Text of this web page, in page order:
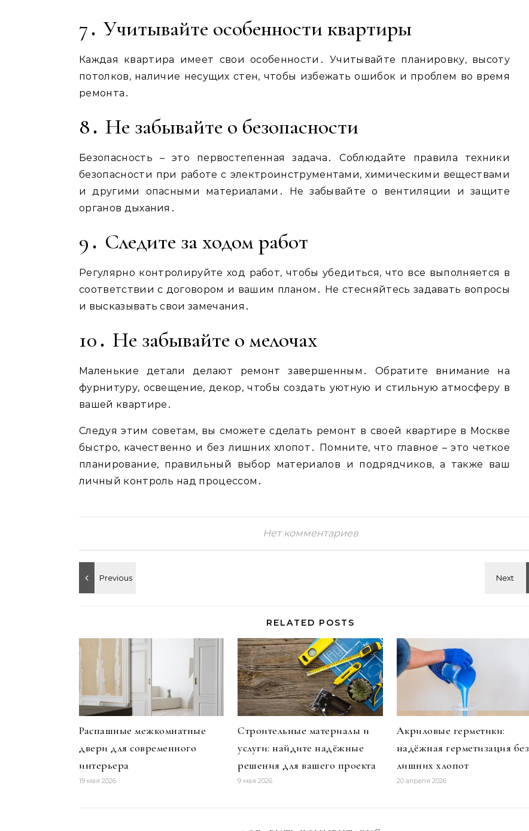
7․ Учитывайте особенности квартиры
Каждая квартира имеет свои особенности․ Учитывайте планировку, высоту
потолков, наличие несущих стен, чтобы избежать ошибок и проблем во время
ремонта․
8․ Не забывайте о безопасности
Безопасность – это первостепенная задача․ Соблюдайте правила техники
безопасности при работе с электроинструментами, химическими веществами
и другими опасными материалами․ Не забывайте о вентиляции и защите
органов дыхания․
9․ Следите за ходом работ
Регулярно контролируйте ход работ, чтобы убедиться, что все выполняется в
соответствии с договором и вашим планом․ Не стесняйтесь задавать вопросы
и высказывать свои замечания․
10․ Не забывайте о мелочах
Маленькие детали делают ремонт завершенным․ Обратите внимание на
фурнитуру, освещение, декор, чтобы создать уютную и стильную атмосферу в
вашей квартире․
Следуя этим советам, вы сможете сделать ремонт в своей квартире в Москве
быстро, качественно и без лишних хлопот․ Помните, что главное – это четкое
планирование, правильный выбор материалов и подрядчиков, а также ваш
личный контроль над процессом․
Нет комментариев
RELATED POSTS
Распашные межкомнатные
двери для современного
интерьера
19 мая 2026
Строительные материалы и
услуги: найдите надёжные
решения для вашего проекта
9 мая 2026
Акриловые герметики:
надёжная герметизация без
лишних хлопот
20 апреля 2026